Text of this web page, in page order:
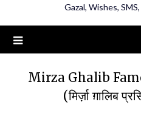
Gazal, Wishes,
Mirza Ghalib
(मिर्ज़ा ग़ालिब